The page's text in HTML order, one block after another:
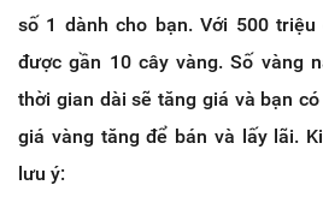
số 1 dành cho bạn. Với 500
được gần 10 cây vàng. Số vàng
thời gian dài sẽ tăng giá và bạn
giá vàng tăng để bán và lấy lãi.
lưu ý: